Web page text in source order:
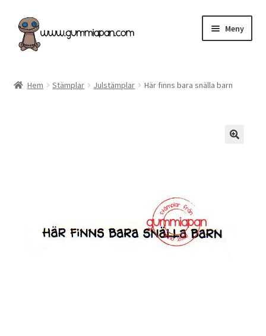
Hoppa
till
navigering
Hoppa
till
innehåll
Meny
Köpvillkor
Hem Stämplar Julstämplar Här finns bara snälla barn